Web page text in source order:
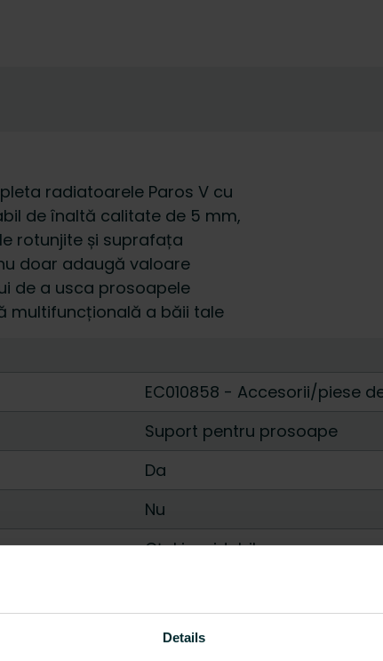
Details
radiatoarele Paros V cu
de înaltă calitate de 5 mm,
rotunjite și suprafața
doar adaugă valoare
de a usca prosoapele
multifuncțională a băii tale
EC010858 - Accesorii/piese
Suport pentru prosoape
Da
Nu
Oțel inoxidabil
Da